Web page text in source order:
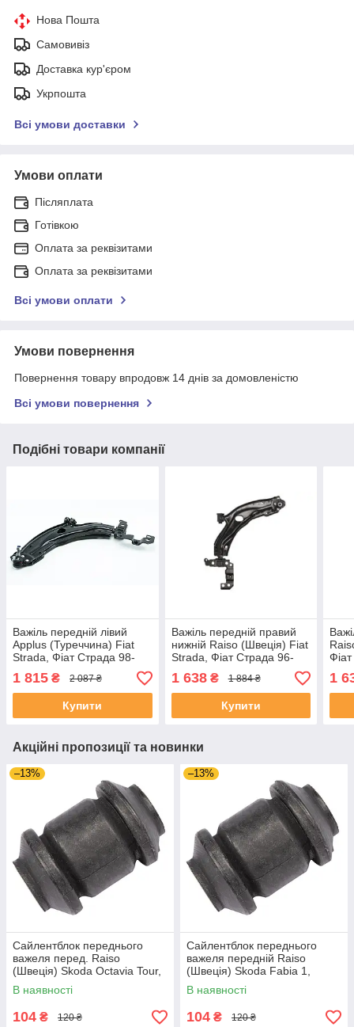
Нова Пошта
Самовивіз
Доставка кур'єром
Укрпошта
Всі умови доставки
Умови оплати
Післяплата
Готівкою
Оплата за реквізитами
Оплата за реквізитами
Всі умови оплати
Умови повернення
Повернення товару впродовж 14 днів за домовленістю
Всі умови повернення
Подібні товари компанії
Важіль передній лівий
Applus (Туреччина) Fiat
Strada, Фіат Страда 98-
#12714AP UABOAKD4
1 815 ₴ 2 087 ₴
Купити
Важіль передній правий
нижній Raiso (Швеція) Fiat
Strada, Фіат Страда 96-
#RL-468841F UADJTVJ4
1 638₴ 1 884 ₴
Купити
1
Акційні пропозиції та новинки
–13%
Сайлентблок переднього
важеля перед. Raiso
(Швеція) Skoda Octavia Tour,
Октавія Тур 96- #RL-1J0182V
UAJOTLS4
В наявності
104 ₴ 120 ₴
–13%
Сайлентблок переднього
важеля передній Raiso
(Швеція) Skoda Fabia 1,
Шкода Фабія 1 99-08 #RL-
1J0182V UAXPUCH4
В наявності
104 ₴ 120 ₴